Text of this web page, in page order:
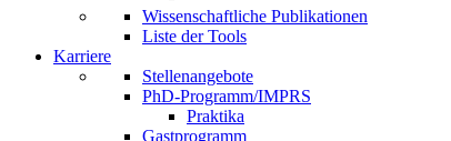
Wissenschaftliche Publikationen
Liste der Tools
Karriere
Stellenangebote
PhD-Programm/IMPRS
Praktika
Gastprogramm